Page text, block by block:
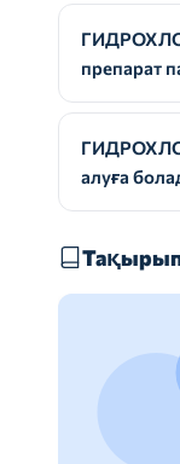
препарат
алуға